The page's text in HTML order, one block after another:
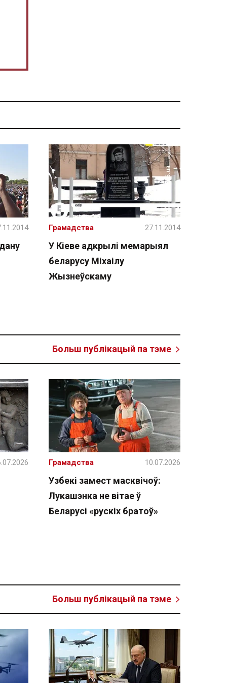
У Кіеве адкрылі мемарыял
беларусу Міхаілу
Жызнеўскаму
Грамадства 27.11.2014
Больш публікацый па тэме
Узбекі замест масквічоў:
Лукашэнка не вітае ў
Беларусі «рускіх братоў»
Грамадства 10.07.2026
Больш публікацый па тэме